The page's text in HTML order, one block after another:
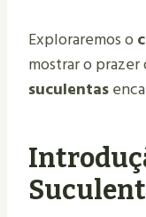
Exploraremos o
mostrar o prazer
suculentas